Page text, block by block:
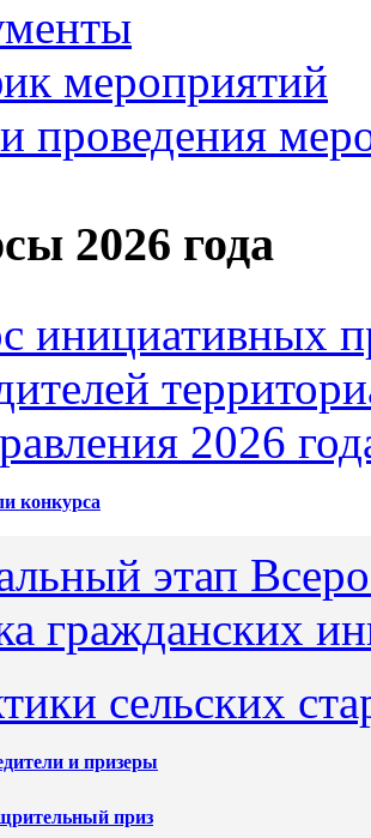
мероприятий
проведения
2026 года
инициативных
2026
конкурса
этап
гражданских
сельских
и призеры
приз